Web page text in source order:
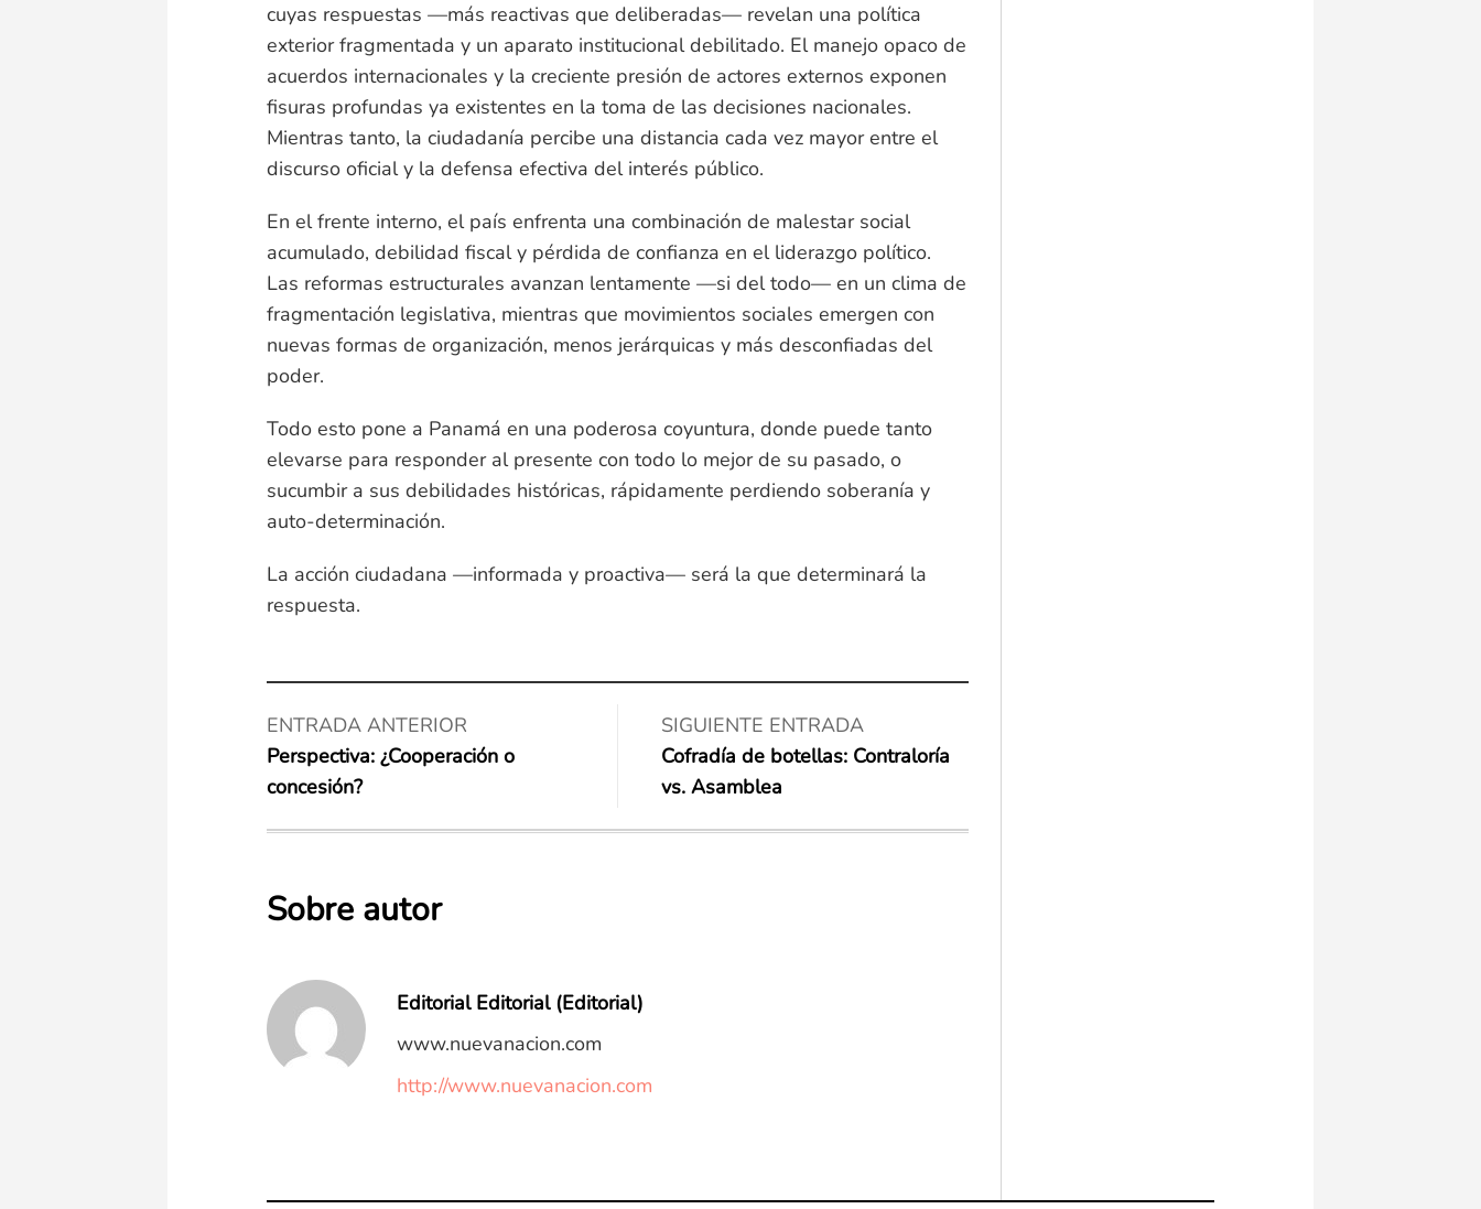
cuyas respuestas —más reactivas que deliberadas— revelan una política
exterior fragmentada y un aparato institucional debilitado. El manejo opaco de
acuerdos internacionales y la creciente presión de actores externos exponen
fisuras profundas ya existentes en la toma de las decisiones nacionales.
Mientras tanto, la ciudadanía percibe una distancia cada vez mayor entre el
discurso oficial y la defensa efectiva del interés público.
En el frente interno, el país enfrenta una combinación de malestar social
acumulado, debilidad fiscal y pérdida de confianza en el liderazgo político.
Las reformas estructurales avanzan lentamente —si del todo— en un clima de
fragmentación legislativa, mientras que movimientos sociales emergen con
nuevas formas de organización, menos jerárquicas y más desconfiadas del
poder.
Todo esto pone a Panamá en una poderosa coyuntura, donde puede tanto
elevarse para responder al presente con todo lo mejor de su pasado, o
sucumbir a sus debilidades históricas, rápidamente perdiendo soberanía y
auto-determinación.
La acción ciudadana —informada y proactiva— será la que determinará la
respuesta.
ENTRADA ANTERIOR
Perspectiva: ¿Cooperación o
concesión?
SIGUIENTE ENTRADA
Cofradía de botellas: Contraloría
vs. Asamblea
Sobre autor
Editorial Editorial (Editorial)
www.nuevanacion.com
http://www.nuevanacion.com